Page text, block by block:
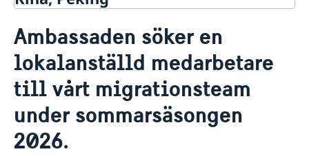
Om oss
Lediga tjänster
Ambassaden söker en handläggare för politiska
frågor
medarbetare till vårt migrationsteam under
Svenska organisationer
Ambassaden söker en
lokalanställd medarbetare
till vårt migrationsteam
under sommarsäsongen
2026.